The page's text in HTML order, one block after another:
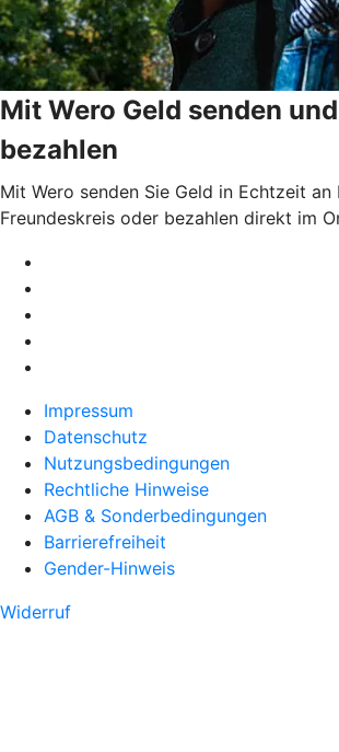
Mit Wero Geld senden
bezahlen
Mit Wero senden Sie Geld in Echtzeit an
Freundeskreis oder bezahlen direkt im
Impressum
Datenschutz
Nutzungsbedingungen
Rechtliche Hinweise
AGB & Sonderbedingungen
Barrierefreiheit
Gender-Hinweis
Widerruf